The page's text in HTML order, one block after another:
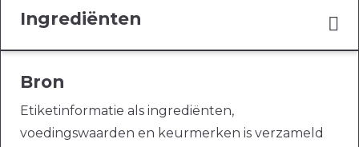
Ingrediënten
Bron
Etiketinformatie als ingrediënten,
voedingswaarden en keurmerken is verzameld